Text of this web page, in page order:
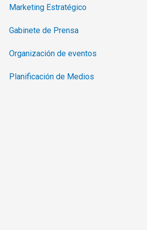
Marketing Estratégico
Gabinete de Prensa
Organización de eventos
Planificación de Medios